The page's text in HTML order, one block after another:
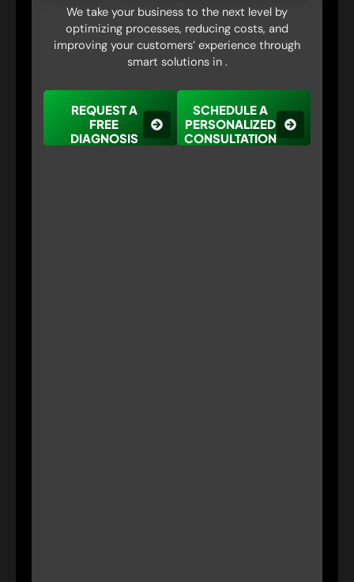
We take your business to the next level by
optimizing processes, reducing costs, and
improving your customers’ experience through
smart solutions in .
REQUEST A
FREE
DIAGNOSIS
SCHEDULE A
PERSONALIZED
CONSULTATION